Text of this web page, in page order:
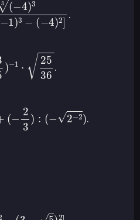
(−99)0
(−4)2]
.
3 2
36
.
(− 3 ) −2 2)
.